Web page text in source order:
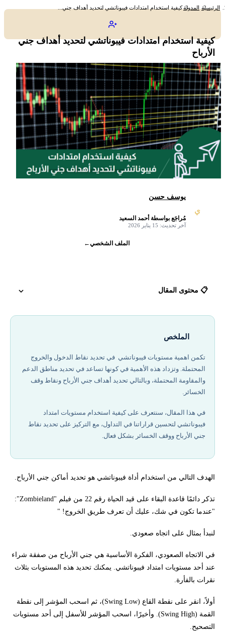
الرئيسية المدونةكيفية استخدام امتدادات فيبوناتشي لتحديد أهداف جني...
كيفية استخدام امتدادات فيبوناتشي لتحديد أهداف جني
الأرباح
ي
يوسف حسن
مُراجَع بواسطة أحمد السعيد
آخر تحديث: 15 يناير 2026
الملف الشخصي←
📋 محتوى المقال
تحتاج لاستشارة لمعرفة كيفية استخدام امتدادات فيبوناتشي؟
الملخص
تكمن اهمية مستويات فيبوناتشي في تحديد نقاط الدخول والخروج
المحتملة. وتزداد هذه الأهمية في كونها تساعد في تحديد مناطق الدعم
والمقاومة المحتملة، وبالتالي تحديد أهداف جني الأرباح ونقاط وقف
الخسائر.
في هذا المقال، سنتعرف على كيفية استخدام مستويات امتداد
فيبوناتشي لتحسين قراراتنا في التداول، مع التركيز على تحديد نقاط
جني الأرباح ووقف الخسائر بشكل فعال.
الهدف التالي من استخدام أداة فيبوناتشي هو تحديد أماكن جني الأرباح.
تذكر دائمًا قاعدة البقاء على قيد الحياة رقم 22 من فيلم "Zombieland":
"عندما تكون في شك، عليك أن تعرف طريق الخروج! "
لنبدأ بمثال على اتجاه صعودي.
في الاتجاه الصعودي، الفكرة الأساسية هي جني الأرباح من صفقة شراء
عند أحد مستويات امتداد فيبوناتشي. يمكنك تحديد هذه المستويات بثلاث
نقرات بالفأرة.
أولاً، انقر على نقطة القاع (Swing Low)، ثم اسحب المؤشر إلى نقطة
القمة (Swing High). وأخيرًا، اسحب المؤشر للأسفل إلى أحد مستويات
التصحيح.